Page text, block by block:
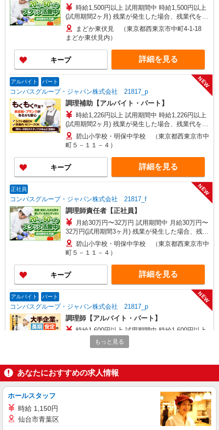
時給1,500円以上 試用期間中 時給1,500円以上
(試用期間2ヶ月) 残業が発生した場合、残業代を1
分単位で別途支給します。
まどか東伏見 （東京都西東京市中町4-1-18
まどか東伏見内）
キープ 詳細を見る
アルバイト パート
コンパスグループ・ジャパン株式会社 21817_p
NEW
調理補助【アルバイト・パート】
時給1,226円以上 試用期間中 時給1,226円以上
(試用期間2ヶ月) 残業が発生した場合、残業代を1
分単位で別途支給します。
碧山小学校・明保中学校 （東京都西東京市中
町５－１１－４）
キープ 詳細を見る
正社員
コンパスグループ・ジャパン株式会社 21817_f
NEW
調理師責任者【正社員】
月給30万円〜32万円 試用期間中 月給30万円〜
32万円(試用期間3ヶ月) 残業が発生した場合、残業
代を1分単位で別途支給します。 ※給与は経験や
前職給与に応じて決定します。
碧山小学校・明保中学校 （東京都西東京市中
町５－１１－４）
キープ 詳細を見る
アルバイト パート
コンパスグループ・ジャパン株式会社 21817_p
NEW
調理師【アルバイト・パート】
時給1,600円以上 試用期間中 時給1,600円以上
(試用期間2ヶ月) 残業が発生した場合、残業代を1
分単位で別途支給します。
キープ 詳細を見る
アルバイト
コンパスグループ・ジャパン株式会社 22061_p
NEW
調理補助【アルバイト・パート】
もっと見る
あなたにおすすめの求人情報
ホールスタッフ
時給 1,150円
仙台市青葉区